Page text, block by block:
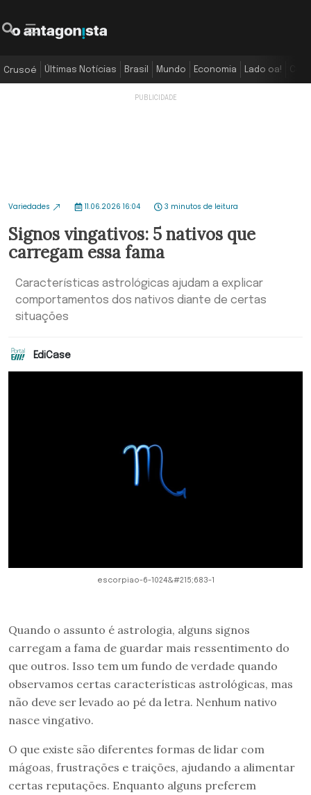
Crusoé Últimas Notícias Brasil Mundo Economia Lado oa!
Variedades 11.06.2026 16:04 3 minutos de leitura
Signos vingativos: 5 nativos que
carregam essa fama
Características astrológicas ajudam a explicar
comportamentos dos nativos diante de certas
situações
EdiCase
escorpiao-6-1024&#215;683-1
Quando o assunto é astrologia, alguns signos
carregam a fama de guardar mais ressentimento do
que outros. Isso tem um fundo de verdade quando
observamos certas características astrológicas, mas
não deve ser levado ao pé da letra. Nenhum nativo
nasce vingativo.
O que existe são diferentes formas de lidar com
mágoas, frustrações e traições, ajudando a alimentar
certas reputações. Enquanto alguns preferem